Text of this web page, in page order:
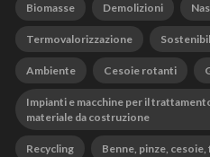
Biomasse Demolizioni
Termovalorizzazione
Ambiente Cesoie rotanti
Impianti e macchine per il
materiale da costruzione
Recycling Benne, pinze,